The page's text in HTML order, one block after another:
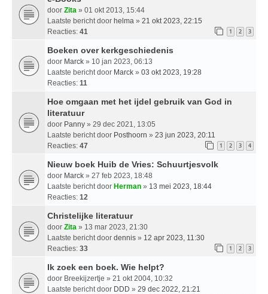
door Zita » 01 okt 2013, 15:44
Laatste bericht door helma » 21 okt 2023, 22:15
Reacties: 41 1 2 3
Boeken over kerkgeschiedenis
door Marck » 10 jan 2023, 06:13
Laatste bericht door Marck » 03 okt 2023, 19:28
Reacties: 11
Hoe omgaan met het ijdel gebruik van God in
literatuur
door Panny » 29 dec 2021, 13:05
Laatste bericht door Posthoorn » 23 jun 2023, 20:11
Reacties: 47 1 2 3 4
Nieuw boek Huib de Vries: Schuurtjesvolk
door Marck » 27 feb 2023, 18:48
Laatste bericht door Herman » 13 mei 2023, 18:44
Reacties: 12
Christelijke literatuur
door Zita » 13 mar 2023, 21:30
Laatste bericht door dennis » 12 apr 2023, 11:30
Reacties: 33 1 2 3
Ik zoek een boek. Wie helpt?
door Breekijzertje » 21 okt 2004, 10:32
Laatste bericht door DDD » 29 dec 2022, 21:21